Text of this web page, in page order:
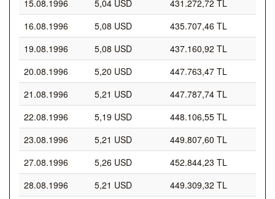
15.08.1996 5,04 USD
431.272,72 TL
16.08.1996
5,08 USD
435.707,46 TL
19.08.1996
5,08 USD
437.160,92 TL
20.08.1996
5,20 USD
447.763,47 TL
21.08.1996
5,21 USD
447.787,74 TL
22.08.1996
5,19 USD
448.106,55 TL
23.08.1996
5,21 USD
449.807,60 TL
27.08.1996
5,26 USD
452.844,23 TL
28.08.1996
5,21 USD
449.309,32 TL